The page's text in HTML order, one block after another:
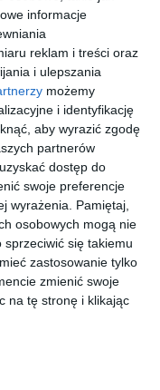
informacje
reklam i treści oraz
i ulepszania
możemy
i identyfikację
aby wyrazić zgodę
partnerów
dostęp do
swoje preferencje
wyrażenia.
Pamiętaj,
osobowych mogą nie
się takiemu
zastosowanie tylko
zmienić swoje
na tę stronę i klikając
] [ książka, e-book ]
bajek
najnowsz
ych, tom 3
nowość
]
nowość
[ książka ]
Projektant
ka. Modne
stylizacje
praca zbiorowa
z wyszukiwarki